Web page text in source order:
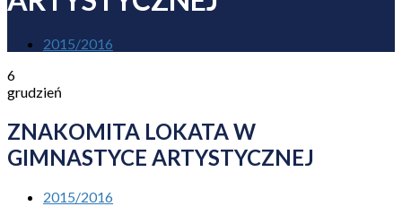
2015/2016
6
grudzień
ZNAKOMITA LOKATA W
GIMNASTYCE ARTYSTYCZNEJ
2015/2016